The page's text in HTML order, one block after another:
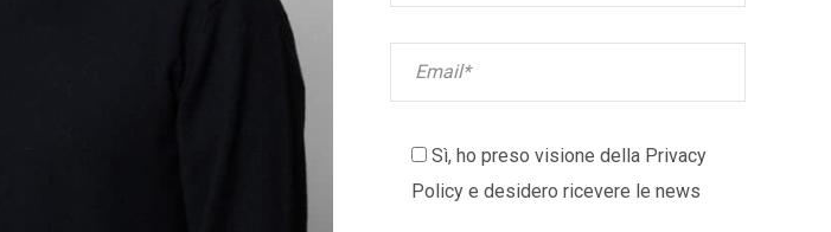
Sì, ho preso visione della Privacy
Policy e desidero ricevere le news